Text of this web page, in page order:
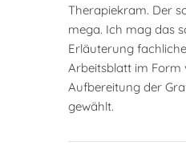
Therapiekram. Der
mega. Ich mag das
Erläuterung
Arbeitsblatt im Form
Aufbereitung der
gewählt.